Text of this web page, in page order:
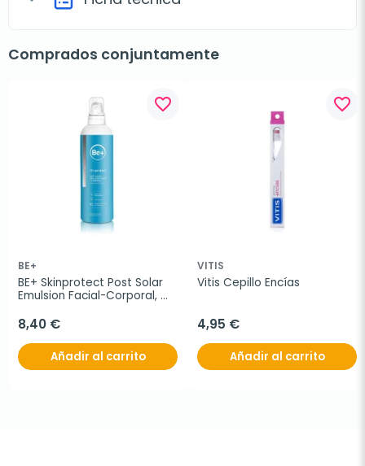
Comprados conjuntamente
favorite_border
BE+
BE+ Skinprotect Post Solar
Emulsion Facial-Corporal,
8,40 €
Añadir al carrito
favorite_border
VITIS
Vitis Cepillo Encías
4,95 €
Añadir al carrito